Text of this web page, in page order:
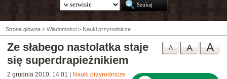
Strona główna > Wiadomości > Nauki przyrodnicze
A
A
A
Ze słabego nastolatka staje
się superdrapieżnikiem
2 grudnia 2010, 14:01 Nauki przyrodnicze